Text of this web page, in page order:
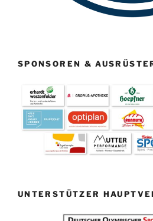
SPONSOREN &
UNTERSTÜTZER